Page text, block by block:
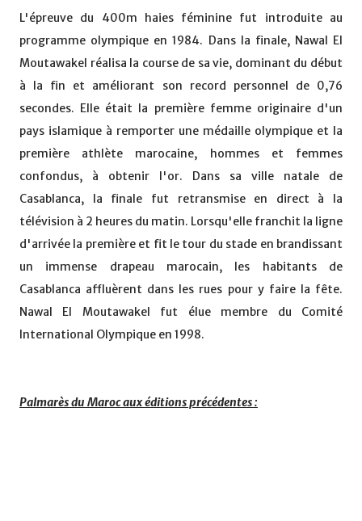
L'épreuve du 400m haies féminine fut introduite au
programme olympique en 1984. Dans la finale, Nawal El
Moutawakel réalisa la course de sa vie, dominant du début
à la fin et améliorant son record personnel de 0,76
secondes. Elle était la première femme originaire d'un
pays islamique à remporter une médaille olympique et la
première athlète marocaine, hommes et femmes
confondus, à obtenir l'or. Dans sa ville natale de
Casablanca, la finale fut retransmise en direct à la
télévision à 2 heures du matin. Lorsqu'elle franchit la ligne
d'arrivée la première et fit le tour du stade en brandissant
un immense drapeau marocain, les habitants de
Casablanca affluèrent dans les rues pour y faire la fête.
Nawal El Moutawakel fut élue membre du Comité
International Olympique en 1998.
Palmarès du Maroc aux éditions précédentes :